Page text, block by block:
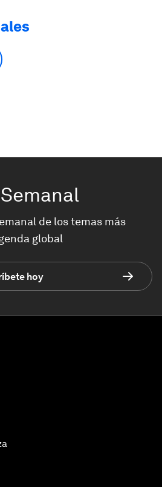
Semanal
de los temas más
global
hoy